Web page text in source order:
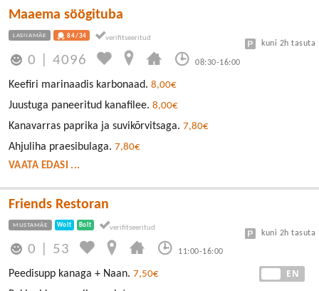
Maaema söögituba
LASNAMÄE 84/34
0 |4096 08:30-16:00
kuni 2h tasuta
Keefiri marinaadis karbonaad. 8,00€
Juustuga paneeritud kanafilee. 8,00€
Kanavarras paprika ja suvikõrvitsaga. 7,80€
Ahjuliha praesibulaga. 7,80€
VAATA EDASI ...
Friends Restoran
MUSTAMÄE Wolt Bolt
0 53 11:00-16:00
kuni 2h tasuta
EN
Peedisupp kanaga + Naan. 7,50€